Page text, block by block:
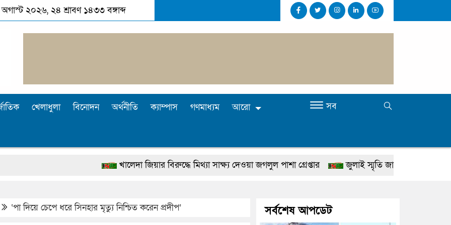
২০২৬, ২৪ শ্রাবণ ১৪৩৩ বঙ্গাব্দ
খেলাধুলা বিনোদন অর্থনীতি ক্যাম্পাস গণমাধ্যম আরো সব
খালেদা জিয়ার বিরুদ্ধে মিথ্যা সাক্ষ্য দেওয়া জগলুল পাশা গ্রেপ্তার
জুলাই স্মৃতি জাদুঘর উদ্বোধন করবেন প্রধানমন্ত্রী
পুলিশ কোনো দলের বা গোষ্ঠীর লাঠিয়াল বাহিনী নয়: স্বরাষ্ট্রমন্ত্রী
গাজীপুরে সাতজনকে হত্যার ঘটনায় বিচারের
‘পা দিয়ে চেপে ধরে সিনহার মৃত্যু নিশ্চিত করেন প্রদীপ’ সর্বশেষ আপডেট